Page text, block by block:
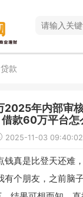
贷款
2025年内部审
借款60万平台怎
2025-11-03 09:40:02
钱真是比登天还难
有个朋友，之前脑